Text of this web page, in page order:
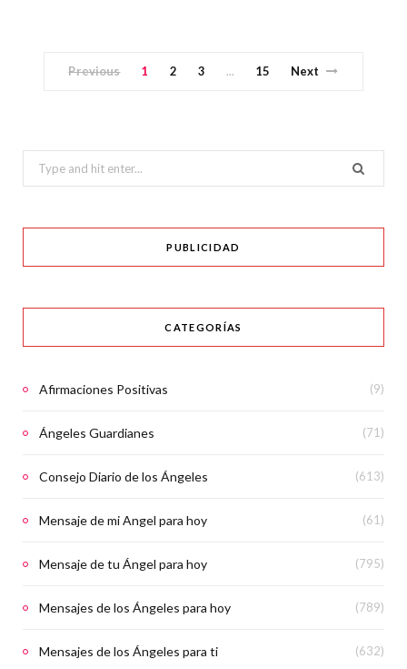
Previous 1 2 3 … 15 Next
Search
for:
PUBLICIDAD
CATEGORÍAS
Afirmaciones Positivas (9)
Ángeles Guardianes (71)
Consejo Diario de los Ángeles (613)
Mensaje de mi Angel para hoy (61)
Mensaje de tu Ángel para hoy (795)
Mensajes de los Ángeles para hoy (789)
Mensajes de los Ángeles para ti (632)